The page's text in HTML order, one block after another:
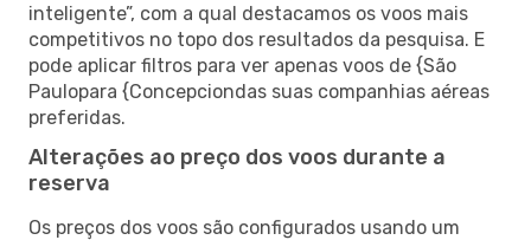
inteligente”, com a qual destacamos os voos mais
competitivos no topo dos resultados da pesquisa. E
pode aplicar filtros para ver apenas voos de {São
Paulopara {Concepciondas suas companhias aéreas
preferidas.
Alterações ao preço dos voos durante a
reserva
Os preços dos voos são configurados usando um